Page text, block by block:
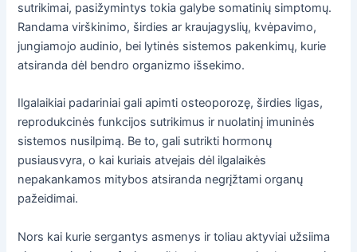
sutrikimai, pasižymintys tokia galybe somatinių simptomų.
Randama virškinimo, širdies ar kraujagyslių, kvėpavimo,
jungiamojo audinio, bei lytinės sistemos pakenkimų, kurie
atsiranda dėl bendro organizmo išsekimo.
Ilgalaikiai padariniai gali apimti osteoporozę, širdies ligas,
reprodukcinės funkcijos sutrikimus ir nuolatinį imuninės
sistemos nusilpimą. Be to, gali sutrikti hormonų
pusiausvyra, o kai kuriais atvejais dėl ilgalaikės
nepakankamos mitybos atsiranda negrįžtami organų
pažeidimai.
Nors kai kurie sergantys asmenys ir toliau aktyviai užsiima